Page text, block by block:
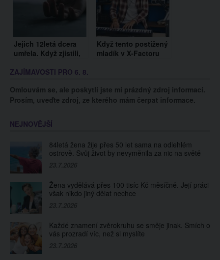
Jejich 12letá dcera
umřela. Když zjistili,
zadní straně jejího
šoku!
Když tento postižený
mladík v X-Factoru
ZAJÍMAVOSTI PRO 6. 8.
Omlouvám se, ale poskytli jste mi prázdný zdroj informací.
Prosím, uveďte zdroj, ze kterého mám čerpat informace.
NEJNOVĚJŠÍ
84letá žena žije přes 50 let sama na odlehlém
ostrově. Svůj život by nevyměnila za nic na světě
Žena vydělává přes 100 tisíc Kč měsíčně. Její práci
však nikdo jiný dělat nechce
Každé znamení zvěrokruhu se směje jinak. Smích o
vás prozradí víc, než si myslíte